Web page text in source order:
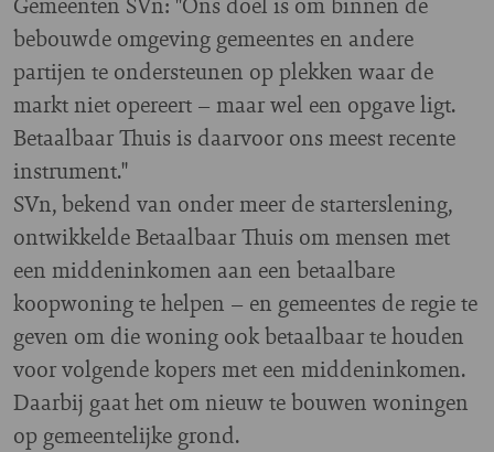
bebouwde omgeving gemeentes en andere
partijen te ondersteunen op plekken waar de
markt niet opereert – maar wel een opgave ligt.
Betaalbaar Thuis is daarvoor ons meest recente
instrument."
SVn, bekend van onder meer de starterslening,
ontwikkelde Betaalbaar Thuis om mensen met
een middeninkomen aan een betaalbare
koopwoning te helpen – en gemeentes de regie te
geven om die woning ook betaalbaar te houden
voor volgende kopers met een middeninkomen.
Daarbij gaat het om nieuw te bouwen woningen
op gemeentelijke grond.